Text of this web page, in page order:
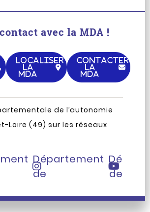
avec la MDA !
LOCALISER
LA
MDA
CONTACTER
LA
MDA
de l’autonomie
Loire (49) sur les réseaux
Compte
Instagram
Département
de
et-
Chaîne
de
et-